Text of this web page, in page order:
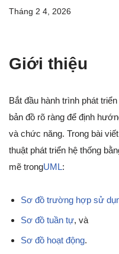
Tháng 2 4, 2026
Giới thiệu
Bắt đầu hành trình phát
bản đồ rõ ràng để định
và chức năng. Trong bài
thuật phát triển hệ thống
mẽ trongUML:
Sơ đồ trường hợp sử
Sơ đồ tuần tự, và
Sơ đồ hoạt động.